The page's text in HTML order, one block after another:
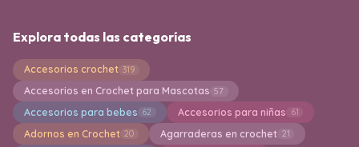
Explora todas las categorías
Accesorios crochet 319
Accesorios en Crochet para Mascotas 57
Accesorios para bebes 62 Accesorios para niñas 61
Adornos en Crochet 20 Agarraderas en crochet 21